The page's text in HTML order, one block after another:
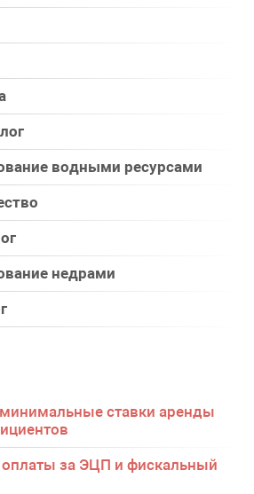
водными ресурсами
недрами
ставки аренды
за ЭЦП и фискальный